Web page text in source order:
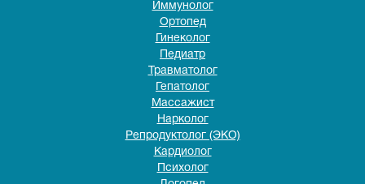
Иммунолог
Ортопед
Гинеколог
Педиатр
Травматолог
Гепатолог
Массажист
Нарколог
Репродуктолог (ЭКО)
Кардиолог
Психолог